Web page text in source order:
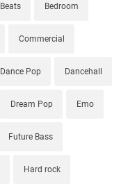
Beats Bedroom
Commercial
Dance Pop Dancehall
Dream Pop Emo
Future Bass
Hard rock